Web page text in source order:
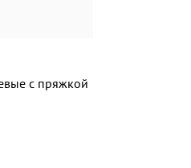
с пряжкой